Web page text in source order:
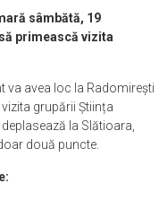
sâmbătă, 19
primească vizita
va avea loc la Radomirești
grupării Știința
la Slătioara,
două puncte.